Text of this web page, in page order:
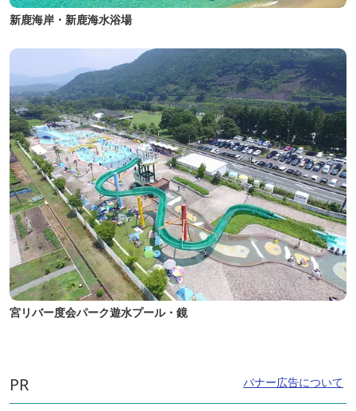
新鹿海岸・新鹿海水浴場
宮リバー度会パーク遊水プール・鏡
PR バナー広告について